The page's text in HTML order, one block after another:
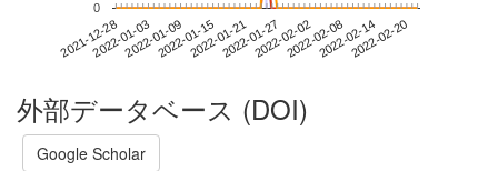
2021-12-282022-01-032022-01-092022-01-152022-01-212022-01-272022-02-022022-02-082022-02-142022-02-20
0
外部データベース (DOI)
Google Scholar